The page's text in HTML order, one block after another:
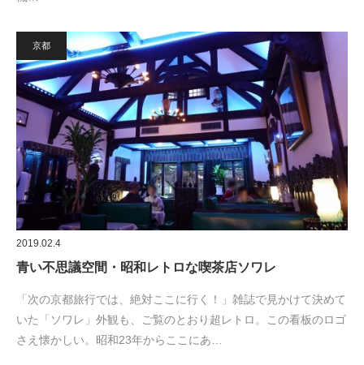
京都
2019.02.4
青い不思議空間・昭和レトロな喫茶店ソワレ
「次の京都旅行では、絶対ここに行く！」雑誌で見かけて決めて
いた「ソワレ」外観も、ご覧のとおり超レトロ。この看板のロゴ
さえ懐かしい。昭和23年からここにあ…